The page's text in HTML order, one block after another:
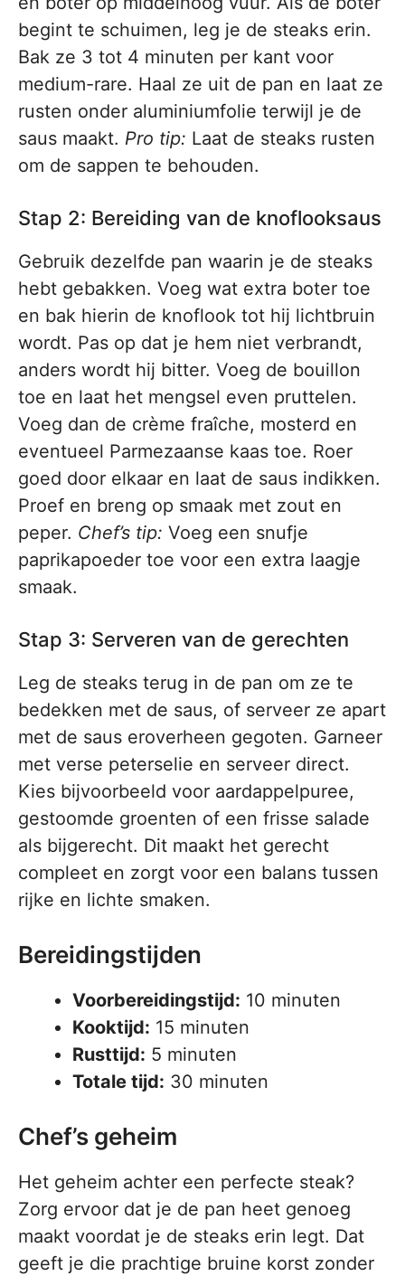
begint te schuimen, leg je de steaks erin.
Bak ze 3 tot 4 minuten per kant voor
medium-rare. Haal ze uit de pan en laat ze
rusten onder aluminiumfolie terwijl je de
saus maakt. Pro tip: Laat de steaks rusten
om de sappen te behouden.
Stap 2: Bereiding van de knoflooksaus
Gebruik dezelfde pan waarin je de steaks
hebt gebakken. Voeg wat extra boter toe
en bak hierin de knoflook tot hij lichtbruin
wordt. Pas op dat je hem niet verbrandt,
anders wordt hij bitter. Voeg de bouillon
toe en laat het mengsel even pruttelen.
Voeg dan de crème fraîche, mosterd en
eventueel Parmezaanse kaas toe. Roer
goed door elkaar en laat de saus indikken.
Proef en breng op smaak met zout en
peper. Chef’s tip: Voeg een snufje
paprikapoeder toe voor een extra laagje
smaak.
Stap 3: Serveren van de gerechten
Leg de steaks terug in de pan om ze te
bedekken met de saus, of serveer ze apart
met de saus eroverheen gegoten. Garneer
met verse peterselie en serveer direct.
Kies bijvoorbeeld voor aardappelpuree,
gestoomde groenten of een frisse salade
als bijgerecht. Dit maakt het gerecht
compleet en zorgt voor een balans tussen
rijke en lichte smaken.
Bereidingstijden
Voorbereidingstijd: 10 minuten
Kooktijd: 15 minuten
Rusttijd: 5 minuten
Totale tijd: 30 minuten
Chef’s geheim
Het geheim achter een perfecte steak?
Zorg ervoor dat je de pan heet genoeg
maakt voordat je de steaks erin legt. Dat
geeft je die prachtige bruine korst zonder